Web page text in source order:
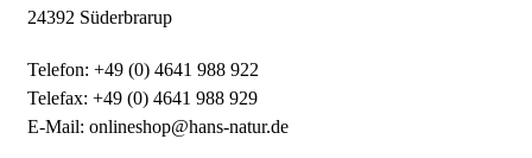
24392 Süderbrarup
Telefon: +49 (0) 4641 988 922
Telefax: +49 (0) 4641 988 929
E-Mail: onlineshop@hans-natur.de